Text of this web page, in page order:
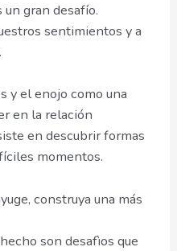
gran desafío.
sentimientos y a
y el enojo como una
en la relación
en descubrir formas
momentos.
construya una más
son desafìos que